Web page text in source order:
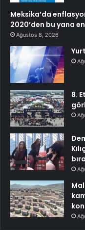
Meksika’da
2020’den bu yana
Ağustos 8, 2026
8.